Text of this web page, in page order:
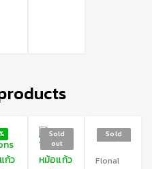
Sold
out
Sold
out
Flonal